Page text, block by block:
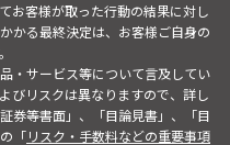
お客様が取った行動の結果に対し
かる最終決定は、お客様ご自身の
・サービス等について言及してい
びリスクは異なりますので、詳し
券等書面」、「目論見書」、「目
「リスク・手数料などの重要事項